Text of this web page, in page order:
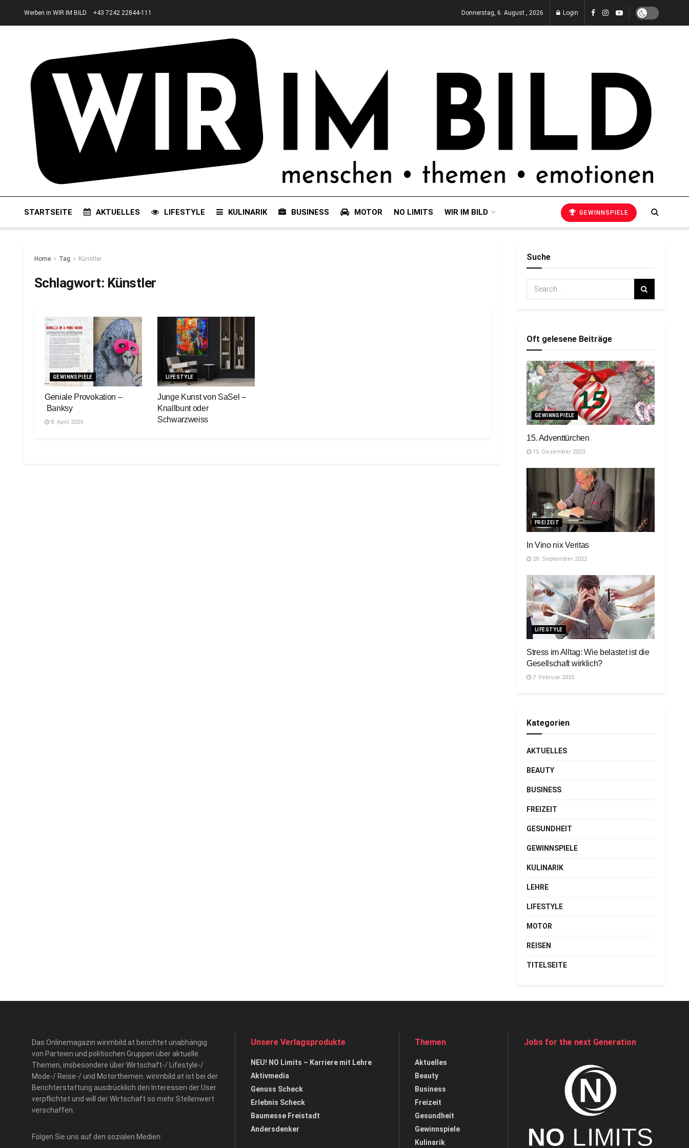
Werben in WIR IM BILD +43 7242 22844-111 Donnerstag, 6. August , 2026 Login
STARTSEITE AKTUELLES LIFESTYLE KULINARIK BUSINESS MOTOR NO LIMITS WIR IM BILD GEWINNSPIELE
Home Tag Künstler
Schlagwort: Künstler
GEWINNSPIELE
Geniale Provokation –
Banksy
8. April 2025
LIFESTYLE
Junge Kunst von SaSel –
Knallbunt oder
Schwarzweiss
Suche
Oft gelesene Beiträge
GEWINNSPIELE
15. Adventtürchen
15. Dezember 2023
FREIZEIT
In Vino nix Veritas
20. September 2022
LIFESTYLE
Stress im Alltag: Wie belastet ist die
Gesellschaft wirklich?
7. Februar 2025
Kategorien
AKTUELLES
BEAUTY
BUSINESS
FREIZEIT
GESUNDHEIT
GEWINNSPIELE
KULINARIK
LEHRE
LIFESTYLE
MOTOR
REISEN
TITELSEITE
Das Onlinemagazin wirimbild.at berichtet unabhängig
von Parteien und politischen Gruppen über aktuelle
Themen, insbesondere über Wirtschaft-/ Lifestyle-/
Mode-/ Reise-/ und Motorthemen. wirimbild.at ist bei der
Berichterstattung ausdrücklich den Interessen der User
verpflichtet und will der Wirtschaft so mehr Stellenwert
verschaffen.
Folgen Sie uns auf den sozialen Medien:
Unsere Verlagsprodukte
NEU! NO Limits – Karriere mit Lehre
Aktivmedia
Genuss Scheck
Erlebnis Scheck
Baumesse Freistadt
Andersdenker
Themen
Aktuelles
Beauty
Business
Freizeit
Gesundheit
Gewinnspiele
Kulinarik
Jobs for the next Generation